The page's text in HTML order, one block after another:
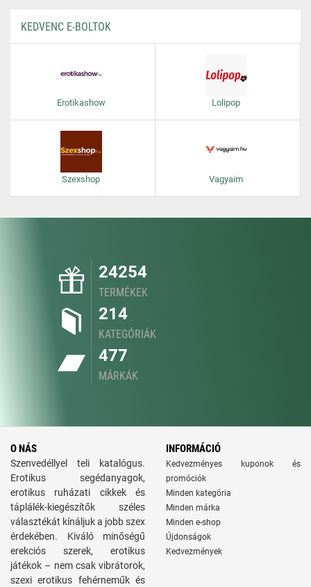
KEDVENC E-BOLTOK
Erotikashow Lolipop
Szexshop Vagyaim
24254
TERMÉKEK
214
KATEGÓRIÁK
477
MÁRKÁK
O NÁS
Szenvedéllyel teli katalógus.
Erotikus segédanyagok,
erotikus ruházati cikkek és
táplálék-kiegészítők széles
választékát kínáljuk a jobb szex
érdekében. Kiváló minőségű
erekciós szerek, erotikus
játékok – nem csak vibrátorok,
szexi erotikus fehérneműk és
INFORMÁCIÓ
Kedvezményes kuponok és
promóciók
Minden kategória
Minden márka
Minden e-shop
Újdonságok
Kedvezmények